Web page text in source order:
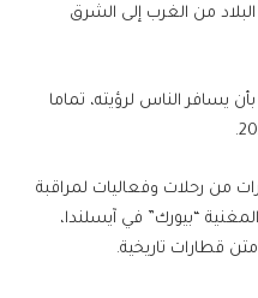
من الغرب إلى الشرق
جديرا بأن يسافر الناس لرؤيته، تماما
من رحلات وفعاليات لمراقبة
“بيورك” في آيسلندا،
قطارات تاريخية.